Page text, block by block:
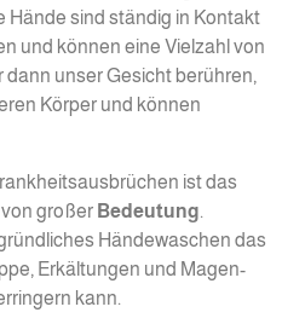
Hände sind ständig in Kontakt
und können eine Vielzahl von
dann unser Gesicht berühren,
Körper und können
ist das
großer Bedeutung.
Händewaschen das
Erkältungen und Magen-
kann.